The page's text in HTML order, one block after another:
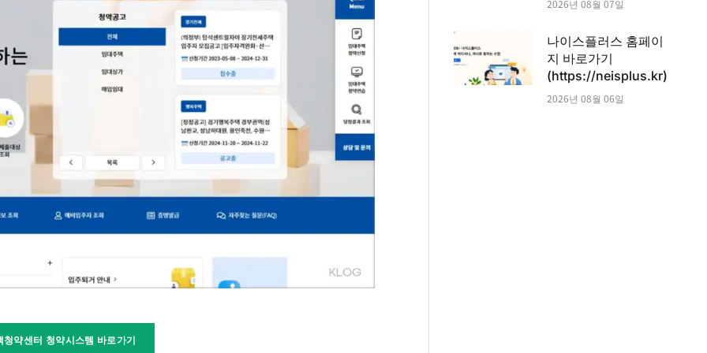
청약센터 청약시스템 바로가기
2026년 08월 07일
나이스플러스 홈페이
지 바로가기
(https://neisplus.kr)
2026년 08월 06일